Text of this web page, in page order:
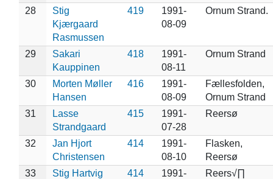
28
Stig
Kjærgaard
Rasmussen
419
1991-
08-09
Ornum Strand.
29
Sakari
Kauppinen
418
1991-
08-11
Ornum Strand
30
Morten Møller
Hansen
416
1991-
08-09
Fællesfolden,
Ornum Strand
31
Lasse
Strandgaard
415
1991-
07-28
Reersø
32
Jan Hjort
Christensen
414
1991-
08-10
Flasken,
Reersø
33
Stig Hartvig
414
1991-
Reers√∏